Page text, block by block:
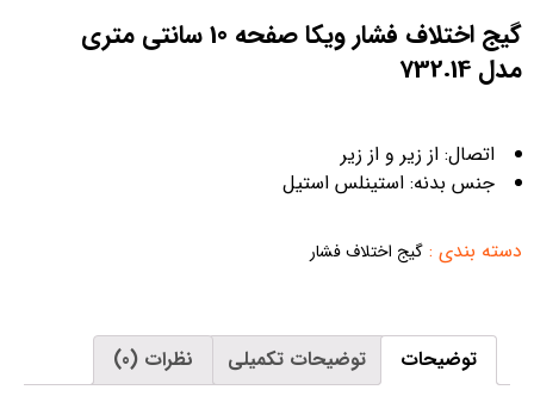
گیج اختلاف فشار ویکا صفحه 10 سانتی متری
مدل 732.14
اتصال: از زیر و از زیر
جنس بدنه: استینلس استیل
دسته بندی : گیج اختلاف فشار
توضیحات توضیحات تکمیلی نظرات (0)